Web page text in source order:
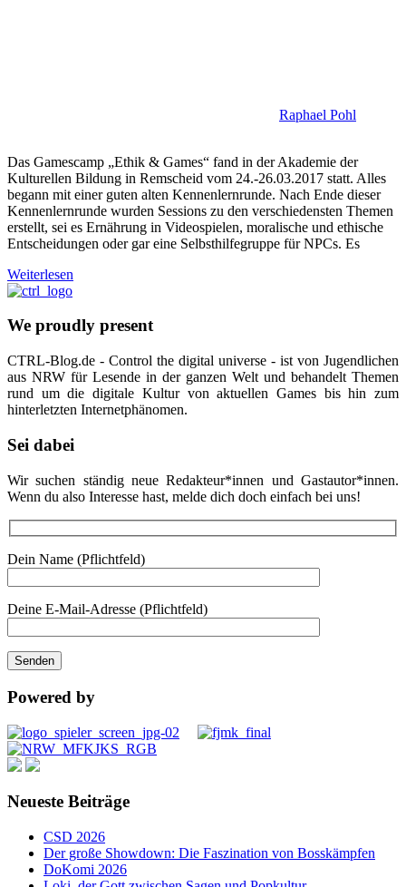
Raphael Pohl
Das Gamescamp „Ethik & Games“ fand in der Akademie der
Kulturellen Bildung in Remscheid vom 24.-26.03.2017 statt. Alles
begann mit einer guten alten Kennenlernrunde. Nach Ende dieser
Kennenlernrunde wurden Sessions zu den verschiedensten Themen
erstellt, sei es Ernährung in Videospielen, moralische und ethische
Entscheidungen oder gar eine Selbsthilfegruppe für NPCs. Es
Weiterlesen
We proudly present
CTRL-Blog.de - Control the digital universe - ist von Jugendlichen
aus NRW für Lesende in der ganzen Welt und behandelt Themen
rund um die digitale Kultur von aktuellen Games bis hin zum
hinterletzten Internetphänomen.
Sei dabei
Wir suchen ständig neue Redakteur*innen und Gastautor*innen.
Wenn du also Interesse hast, melde dich doch einfach bei uns!
Dein Name (Pflichtfeld)
Deine E-Mail-Adresse (Pflichtfeld)
Powered by
Neueste Beiträge
CSD 2026
Der große Showdown: Die Faszination von Bosskämpfen
DoKomi 2026